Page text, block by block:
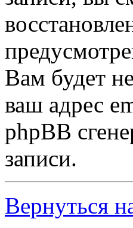
Вам будет
ваш адрес
phpBB
записи.
Вернуться